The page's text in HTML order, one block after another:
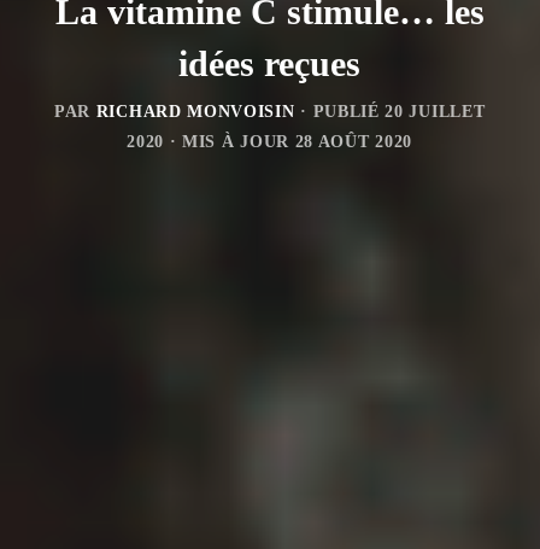
La vitamine C stimule… les
idées reçues
PAR RICHARD MONVOISIN · PUBLIÉ20 JUILLET
2020 · MIS À JOUR 28 AOÛT 2020